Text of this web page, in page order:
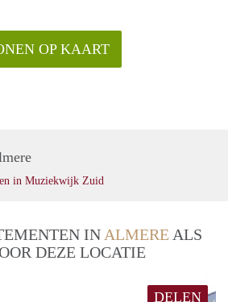
OP KAART
in Muziekwijk Zuid
IN ALMERE ALS
DEZE LOCATIE
DELEN